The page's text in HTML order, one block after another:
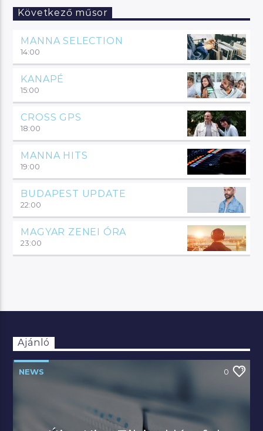
Következő műsor
MANNA SELECTION
14:00
KANAPÉ
15:00
CROSS GPS
18:00
MANNA HITS
19:00
BUDAPEST UPDATE
22:00
MAGYAR ZENEI ÓRA
23:00
Ajánló
NEWS 0